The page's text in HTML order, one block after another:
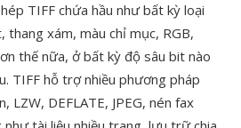
TIFF chứa hầu như bất kỳ loại
thang xám, màu chỉ mục, RGB,
thế nữa, ở bất kỳ độ sâu bit nào
TIFF hỗ trợ nhiều phương pháp
LZW, DEFLATE, JPEG, nén fax